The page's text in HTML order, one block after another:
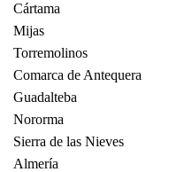
Cártama
Mijas
Torremolinos
Comarca de Antequera
Guadalteba
Nororma
Sierra de las Nieves
Almería